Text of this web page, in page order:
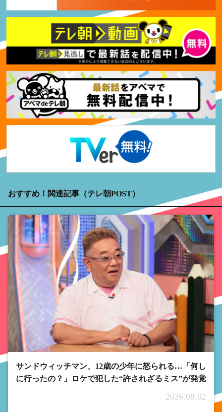
おすすめ！関連記事（テレ朝POST）
サンドウィッチマン、12歳の少年に怒られる…「何し
に行ったの？」ロケで犯した“許されざるミス”が発覚
2026.08.02